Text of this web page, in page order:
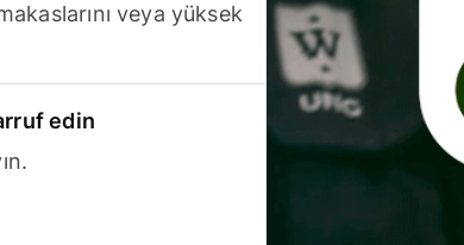
veya yüksek
edin